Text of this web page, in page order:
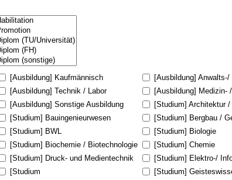
[Ausbildung] Kaufmännisch
[Ausbildung]
[Ausbildung] Technik / Labor
[Ausbildung] Medizin-
[Ausbildung] Sonstige Ausbildung
[Studium] Architektur
[Studium] Bauingenieurwesen
[Studium] Bergbau /
[Studium] BWL
[Studium] Biologie
[Studium] Biochemie / Biotechnologie
[Studium] Chemie
[Studium] Druck- und Medientechnik
[Studium] Elektro-/
[Studium
[Studium]